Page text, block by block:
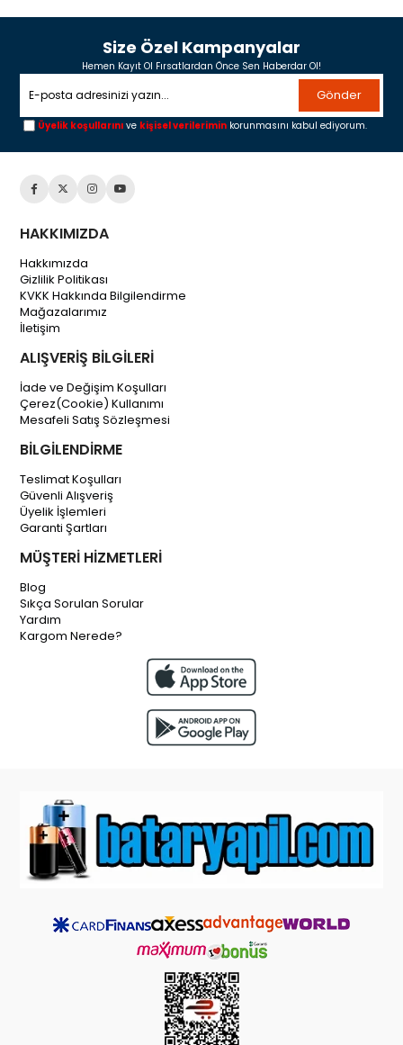
Size Özel Kampanyalar
Hemen Kayıt Ol Fırsatlardan Önce Sen Haberdar Ol!
Gönder
Üyelik koşullarını ve kişisel verilerimin korunmasını kabul ediyorum.
HAKKIMIZDA
Hakkımızda
Gizlilik Politikası
KVKK Hakkında Bilgilendirme
Mağazalarımız
İletişim
ALIŞVERİŞ BİLGİLERİ
İade ve Değişim Koşulları
Çerez(Cookie) Kullanımı
Mesafeli Satış Sözleşmesi
BİLGİLENDİRME
Teslimat Koşulları
Güvenli Alışveriş
Üyelik İşlemleri
Garanti Şartları
MÜŞTERİ HİZMETLERİ
Blog
Sıkça Sorulan Sorular
Yardım
Kargom Nerede?